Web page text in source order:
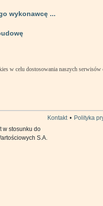
wykonawcę ...
w celu dostosowania naszych
Kontakt • Polityka
w stosunku do
S.A.